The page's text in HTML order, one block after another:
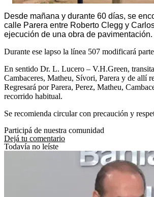
Desde mañana y durante 60 días, se
calle Parera entre Roberto Clegg y
ejecución de una obra de pavimentación.
Durante ese lapso la línea 507 modificará
En sentido Dr. L. Lucero – V.H.Green,
Cambaceres, Matheu, Sívori, Parera y de allí
Regresará por Parera, Perez, Matheu,
recorrido habitual.
Se recomienda circular con precaución y
Participá de nuestra comunidad
Dejá tu comentario
Todavía no leíste